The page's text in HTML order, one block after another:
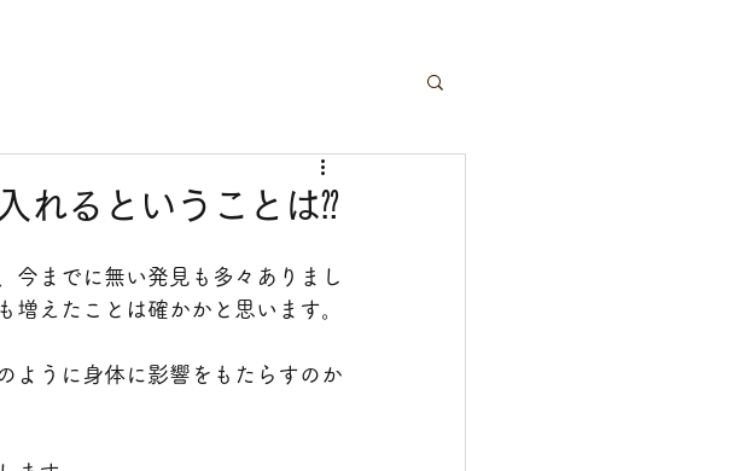
れるということは⁇
今までに無い発見も多々ありまし
増えたことは確かかと思います。
ように身体に影響をもたらすのか